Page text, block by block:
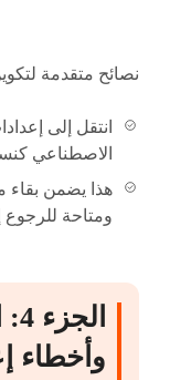
نصائح متقدمة
انتقل إلى
الاصطناعي
هذا يضمن بقاء
ومتاحة للرجوع